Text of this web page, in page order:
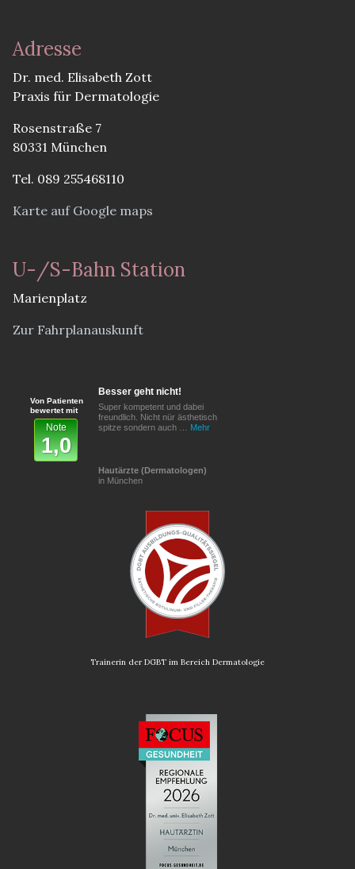
Adresse
Dr. med. Elisabeth Zott
Praxis für Dermatologie
Rosenstraße 7
80331 München
Tel. 089 255468110
Karte auf Google maps
U-/S-Bahn Station
Marienplatz
Zur Fahrplanauskunft
Besser geht nicht!
Super kompetent und dabei
freundlich. Nicht nür ästhetisch
spitze sondern auch … Mehr
Hautärzte (Dermatologen)
in München
Von Patienten
bewertet mit
Note
1,0
Trainerin der DGBT im Bereich Dermatologie